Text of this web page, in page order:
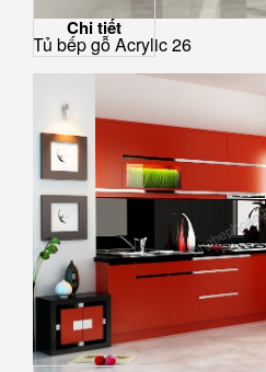
Tủ bếp gỗ Acrylic 26
Chi tiết